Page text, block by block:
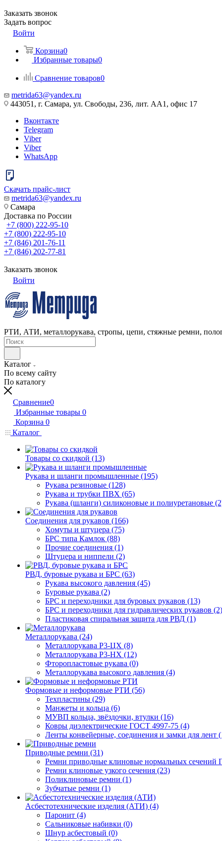
Заказать звонок
Задать вопрос
Войти
Корзина0
Избранные товары0
Сравнение товаров0
metrida63@yandex.ru
443051, г. Самара, ул. Свободы, 236, лит. АА1, офис 17
Вконтакте
Telegram
Viber
Viber
WhatsApp
Скачать прайс-лист
metrida63@yandex.ru
Самара
Доставка по России
+7 (800) 222-95-10
+7 (800) 222-95-10
+7 (846) 201-76-11
+7 (846) 202-77-81
Заказать звонок
Войти
РТИ, АТИ, металлорукава, стропы, цепи, стяжные ремни,
Каталог
По всему сайту
По каталогу
Сравнение0
Избранные товары 0
Корзина 0
Каталог
Товары со скидкой (13)
Рукава и шланги промышленные (195)
Рукава резиновые (128)
Рукава и трубки ПВХ (65)
Рукава (шланги) силиконовые и полиуретановые
Соединения для рукавов (166)
Хомуты и штуцера (75)
БРС типа Камлок (88)
Прочие соединения (1)
Штуцера и ниппели (2)
РВД, буровые рукава и БРС (63)
Рукава высокого давления (45)
Буровые рукава (2)
БРС и переходники для буровых рукавов (13)
БРС и переходники для гидравлических рукавов (2)
Пластиковая спиральная защита для РВД (1)
Металлорукава (24)
Металлорукава Р3-ЦХ (8)
Металлорукава Р3-НХ (12)
Фторопластовые рукава (0)
Металлорукава высокого давления (4)
Формовые и неформовые РТИ (56)
Техпластины (29)
Манжеты и кольца (6)
МУВП кольца, звёздочки, втулки (16)
Ковры диэлектрические ГОСТ 4997-75 (4)
Ленты конвейерные, соединения и замки для лент
Приводные ремни (31)
Ремни приводные клиновые нормальных сечений
Ремни клиновые узкого сечения (23)
Поликлиновые ремни (1)
Зубчатые ремни (1)
Асбестотехнические изделия (АТИ) (4)
Паронит (4)
Сальниковые набивки (0)
Шнур асбестовый (0)